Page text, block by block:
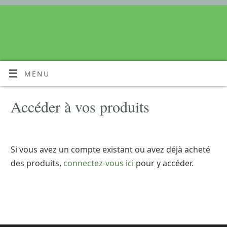
MENU
Accéder à vos produits
Si vous avez un compte existant ou avez déjà acheté
des produits, connectez-vous ici pour y accéder.